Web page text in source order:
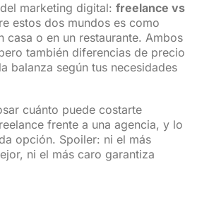
marketing digital: freelance vs
estos dos mundos es como
casa o en un restaurante. Ambos
también diferencias de precio
balanza según tus necesidades
cuánto puede costarte
frente a una agencia, y lo
opción. Spoiler: ni el más
ni el más caro garantiza